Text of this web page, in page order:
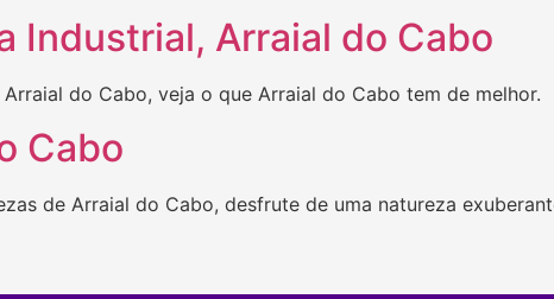
Industrial, Arraial do Cabo
do Cabo, veja o que Arraial do Cabo tem de melhor.
Cabo
de Arraial do Cabo, desfrute de uma natureza